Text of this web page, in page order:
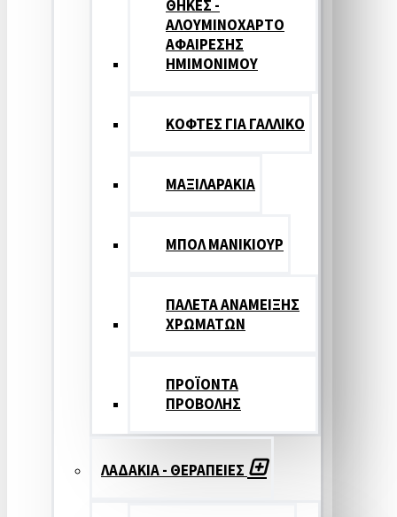
ΘΗΚΕΣ -
ΑΛΟΥΜΙΝΟΧΑΡΤΟ
ΑΦΑΙΡΕΣΗΣ
ΗΜΙΜΟΝΙΜΟΥ
ΚΟΦΤΕΣ ΓΙΑ ΓΑΛΛΙΚΟ
ΜΑΞΙΛΑΡΑΚΙΑ
ΜΠΟΛ ΜΑΝΙΚΙΟΥΡ
ΠΑΛΕΤΑ ΑΝΑΜΕΙΞΗΣ
ΧΡΩΜΑΤΩΝ
ΠΡΟΪΟΝΤΑ
ΠΡΟΒΟΛΗΣ
ΛΑΔΑΚΙΑ - ΘΕΡΑΠΕΙΕΣ